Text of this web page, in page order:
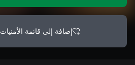
إضافة إلى قائمة الأمنيات